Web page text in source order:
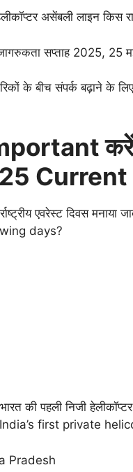
असेंबली लाइन किस
जागरुकता सप्ताह 2025,
के बीच संपर्क बढ़ाने के
एवरेस्ट दिवस
days?
की पहली निजी
first private
Pradesh